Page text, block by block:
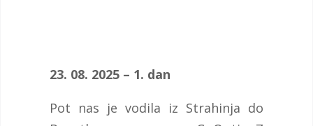
23. 08. 2025 – 1. dan
Pot nas je vodila iz Strahinja do